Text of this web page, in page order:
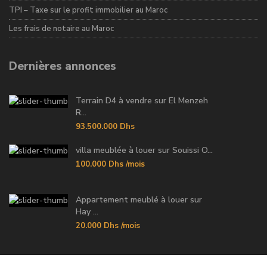
TPI – Taxe sur le profit immobilier au Maroc
Les frais de notaire au Maroc
Dernières annonces
Terrain D4 à vendre sur El Menzeh
R...
93.500.000 Dhs
villa meublée à louer sur Souissi O...
100.000 Dhs /mois
Appartement meublé à louer sur
Hay ...
20.000 Dhs /mois